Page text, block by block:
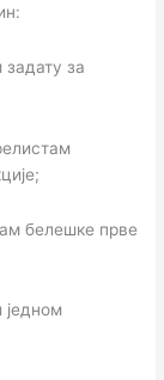
за
белешке прве